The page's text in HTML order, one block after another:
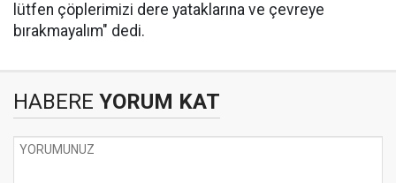
lütfen çöplerimizi dere yataklarına ve çevreye
bırakmayalım" dedi.
HABERE YORUM KAT